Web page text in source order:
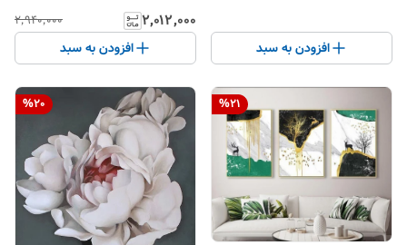
افزودن به سبد
۲٬۰۱۲٬۰۰۰ ۲٬۹۴۰٬۰۰۰
افزودن به سبد
%21
%20